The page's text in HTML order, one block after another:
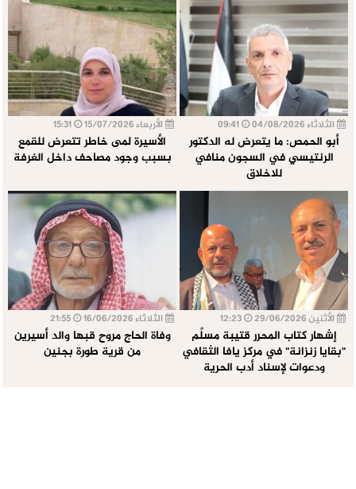
الثلاثاء 04/08/2026
أبو الحمص: ما يتعرض له الدكتور
الرنتيسي في السجون منافي
للاخلاق
الأربعاء 15/07/2026
الأسيرة لمى خاطر تتعرض للقمع
بسبب وجود مصاحف داخل الغرفة
الأثنين 29/06/2026
إشهار كتاب المحرر قتيبة مسلَّم
"بقايا زنزانة" في مركز يافا الثقافي
ودعوات لإسناد أدب الحرية
الثلاثاء 16/06/2026
وفاة الحاج مروح قبها والد أسيرين
من قرية طورة بجنين